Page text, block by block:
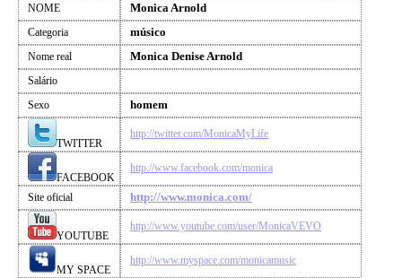
NOME Monica Arnold
Categoria músico
Nome real Monica Denise Arnold
Salário
Sexo
homem
TWITTER
http://twitter.com/MonicaMyLife
FACEBOOK
http://www.facebook.com/monica
Site oficial http://www.monica.com/
YOUTUBE
http://www.youtube.com/user/MonicaVEVO
MY SPACE
http://www.myspace.com/monicamusic